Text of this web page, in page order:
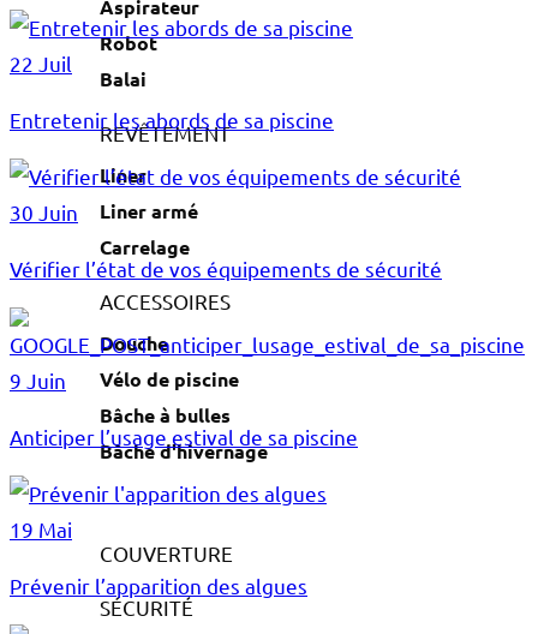
Aspirateur
Robot
Balai
REVÊTEMENT
Liner
Liner armé
Carrelage
ACCESSOIRES
Douche
Vélo de piscine
Bâche à bulles
Bâche d'hivernage
COUVERTURE
SÉCURITÉ
22 Juil
Entretenir les abords de sa piscine
30 Juin
Vérifier l’état de vos équipements de sécurité
9 Juin
Anticiper l’usage estival de sa piscine
19 Mai
Prévenir l’apparition des algues